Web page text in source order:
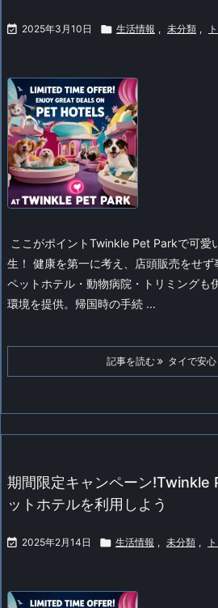
 2025年3月10日  生活情報 , 未分類 ,
ここがポイントTwinkle Pet Parkで可愛
生！ 健康を第一に考え、店頭販売をせず
ペットホテル・動物病院・トリミングも
環境を提供。帰国時の手続 ...
記事を読む タイで安
期間限定キャンペーン!Twinkle
ットホテルを利用しよう
 2025年2月14日  生活情報 , 未分類 ,